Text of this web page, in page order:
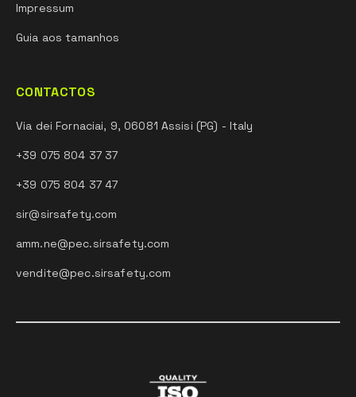
Impressum
Guia aos tamanhos
CONTACTOS
Via dei Fornaciai, 9, 06081 Assisi (PG) - Italy
+39 075 804 37 37
+39 075 804 37 47
sir@sirsafety.com
amm.ne@pec.sirsafety.com
vendite@pec.sirsafety.com